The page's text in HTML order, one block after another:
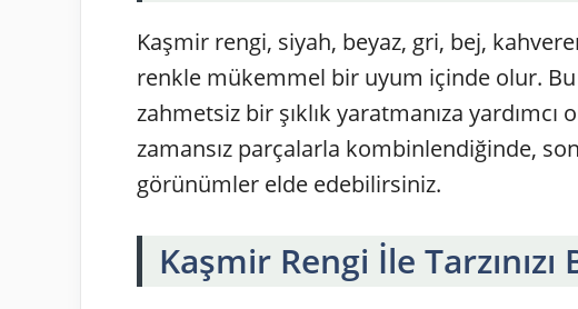
Kaşmir rengi, siyah, beyaz, gri, bej,
renkle mükemmel bir uyum içinde olur.
zahmetsiz bir şıklık yaratmanıza yardımcı
zamansız parçalarla kombinlendiğinde,
görünümler elde edebilirsiniz.
Kaşmir Rengi İle